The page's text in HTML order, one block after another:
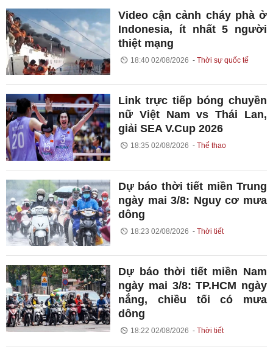
Video cận cảnh cháy phà ở
Indonesia, ít nhất 5 người
thiệt mạng
18:40 02/08/2026 Thời sự quốc tế
Link trực tiếp bóng chuyền
nữ Việt Nam vs Thái Lan,
giải SEA V.Cup 2026
18:35 02/08/2026 Thể thao
Dự báo thời tiết miền Trung
ngày mai 3/8: Nguy cơ mưa
dông
18:23 02/08/2026 Thời tiết
Dự báo thời tiết miền Nam
ngày mai 3/8: TP.HCM ngày
nắng, chiều tối có mưa
dông
18:22 02/08/2026 Thời tiết